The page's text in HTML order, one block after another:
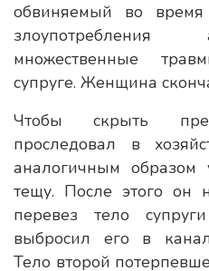
обвиняемый во
множественные
супруге. Женщина
Чтобы скрыть
проследовал в
аналогичным
тещу. После этого он
перевез тело
выбросил его в
Тело второй